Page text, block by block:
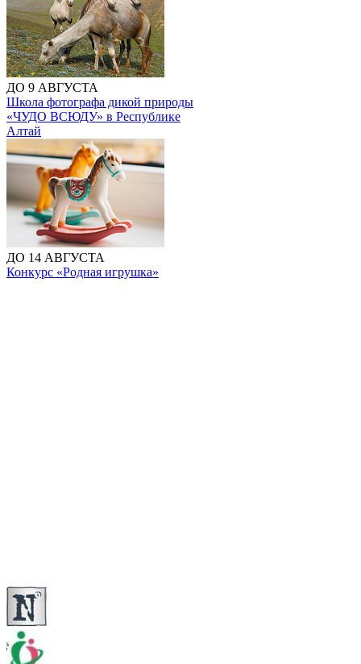
ДО 9 АВГУСТА
Школа фотографа дикой природы
«ЧУДО ВСЮДУ» в Республике
Алтай
ДО 14 АВГУСТА
Конкурс «Родная игрушка»